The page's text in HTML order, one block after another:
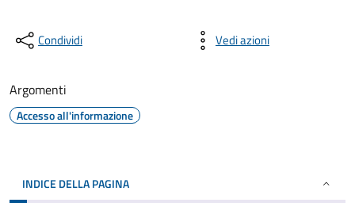
Condividi Vedi azioni
Argomenti
Accesso all'informazione
INDICE DELLA PAGINA